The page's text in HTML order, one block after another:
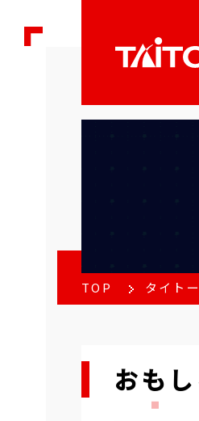
TOP タイト
おも